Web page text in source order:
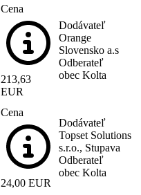
Cena
213,63
EUR
Dodávateľ
Orange
Slovensko a.s
Odberateľ
obec Kolta
Cena
24,00 EUR
Dodávateľ
Topset Solutions
s.r.o., Stupava
Odberateľ
obec Kolta